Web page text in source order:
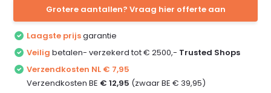
Grotere aantallen? Vraag hier offerte aan
Laagste prijsgarantie
Veilig betalen- verzekerd tot € 2500,- Trusted Shops
Verzendkosten NL € 7,95
Verzendkosten BE € 12,95 (zwaar BE € 39,95)